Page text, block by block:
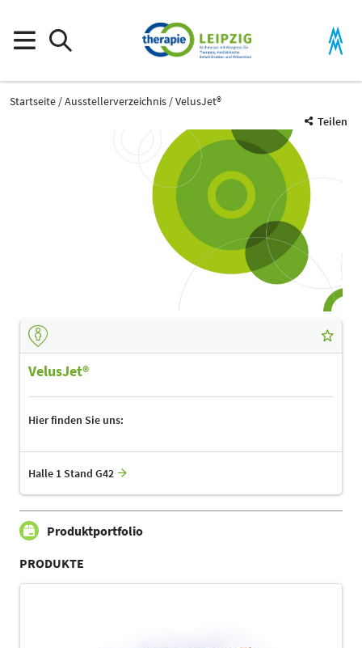
Startseite Ausstellerverzeichnis
VelusJet®
Teilen
VelusJet®
Hier finden Sie uns:
Halle 1 Stand G42
Produktportfolio
PRODUKTE